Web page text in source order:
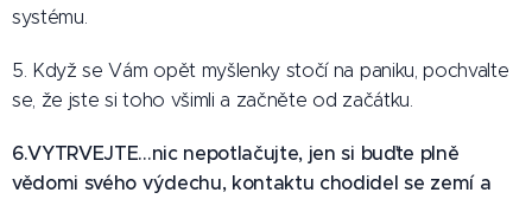
systému.
5. Když se Vám opět myšlenky stočí na paniku, pochvalte
se, že jste si toho všimli a začněte od začátku.
6.VYTRVEJTE...nic nepotlačujte, jen si buďte plně
vědomi svého výdechu, kontaktu chodidel se zemí a